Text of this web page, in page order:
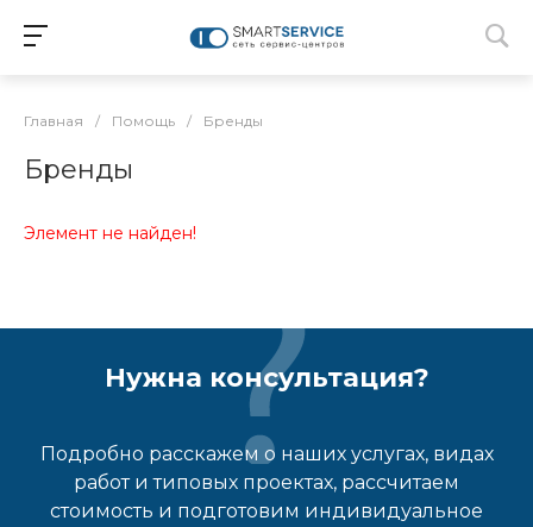
Главная / Помощь / Бренды
Бренды
Элемент не найден!
Нужна консультация?
Подробно расскажем о наших услугах, видах
работ и типовых проектах, рассчитаем
стоимость и подготовим индивидуальное